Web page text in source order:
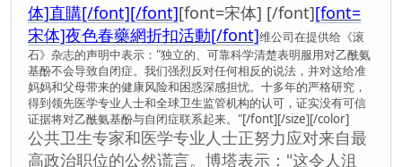
体]直購[/font][/font][font=宋体] [/font][font=
宋体]夜色春藥網折扣活動[/font]维公司在提供给《滚
石》杂志的声明中表示："独立的、可靠科学清楚表明服用对乙酰氨
基酚不会导致自闭症。我们强烈反对任何相反的说法，并对这给准
妈妈和父母带来的健康风险和困惑深感担忧。十多年的严格研究，
得到领先医学专业人士和全球卫生监管机构的认可，证实没有可信
证据将对乙酰氨基酚与自闭症联系起来。"[/font][/size][/color]
公共卫生专家和医学专业人士正努力应对来自最
高政治职位的公然谎言。博塔表示："这令人沮